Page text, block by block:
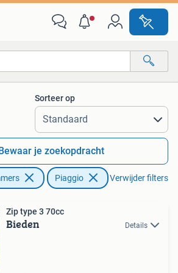
Alle afstanden…
Sorteer op
je zoekopdracht
Piaggio Verwijder filters
Zip type 3 70cc
Bieden Details